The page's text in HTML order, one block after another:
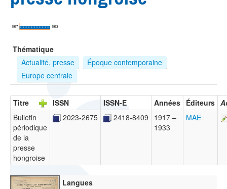
avancée
ES
?
1917 1933
Thématique
Actualité, presse
Époque contemporaine
Europe centrale
Titre ISSN ISSN-E Années Éditeurs
Bulletin
périodique
de la
presse
hongroise
2023-2675 2418-8409
1917 –
1933
MAE
Langues